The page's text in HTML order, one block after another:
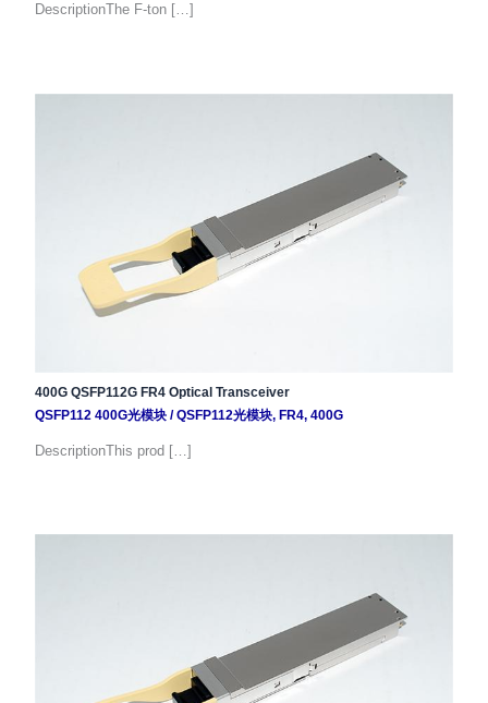
DescriptionThe F-ton […]
400G QSFP112G FR4 Optical Transceiver
QSFP112 400G光模块/QSFP112光模块, FR4, 400G
DescriptionThis prod […]